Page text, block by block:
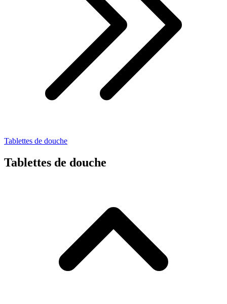
Tablettes de douche
Tablettes de douche